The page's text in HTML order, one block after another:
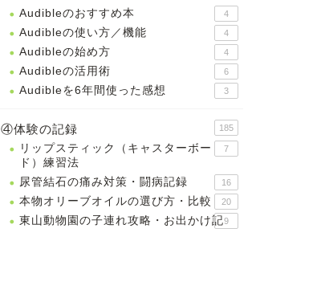
Audibleのおすすめ本 4
Audibleの使い方／機能 4
Audibleの始め方 4
Audibleの活用術 6
Audibleを6年間使った感想 3
④体験の記録 185
リップスティック（キャスターボー
ド）練習法
7
尿管結石の痛み対策・闘病記録 16
本物オリーブオイルの選び方・比較 20
東山動物園の子連れ攻略・お出かけ記9